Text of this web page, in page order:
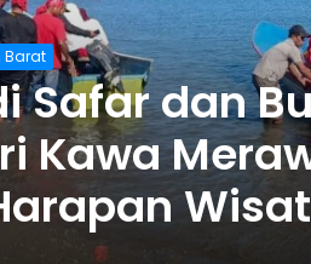
Barat
Safar dan
Kawa